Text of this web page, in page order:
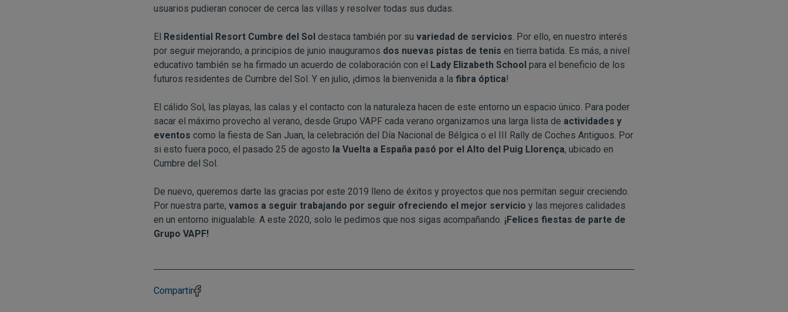
usuarios pudieran conocer de cerca las villas y resolver todas sus dudas.
El Residential Resort Cumbre del Sol destaca también por su variedad de servicios. Por ello, en nuestro interés
por seguir mejorando, a principios de junio inauguramos dos nuevas pistas de tenis en tierra batida. Es más, a nivel
educativo también se ha firmado un acuerdo de colaboración con el Lady Elizabeth School para el beneficio de los
futuros residentes de Cumbre del Sol. Y en julio, ¡dimos la bienvenida a la fibra óptica!
El cálido Sol, las playas, las calas y el contacto con la naturaleza hacen de este entorno un espacio único. Para poder
sacar el máximo provecho al verano, desde Grupo VAPF cada verano organizamos una larga lista de actividades y
eventos como la fiesta de San Juan, la celebración del Día Nacional de Bélgica o el III Rally de Coches Antiguos. Por
si esto fuera poco, el pasado 25 de agosto la Vuelta a España pasó por el Alto del Puig Llorença, ubicado en
Cumbre del Sol.
De nuevo, queremos darte las gracias por este 2019 lleno de éxitos y proyectos que nos permitan seguir creciendo.
Por nuestra parte, vamos a seguir trabajando por seguir ofreciendo el mejor servicio y las mejores calidades
en un entorno inigualable. A este 2020, solo le pedimos que nos sigas acompañando. ¡Felices fiestas de parte de
Grupo VAPF!
Compartir